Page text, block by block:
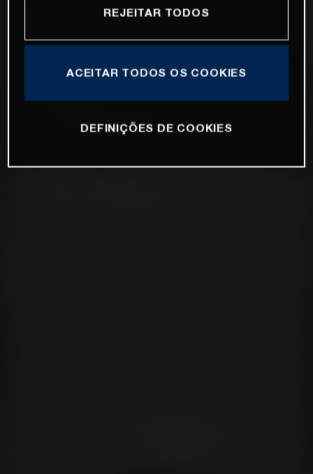
REJEITAR TODOS
ACEITAR TODOS OS COOKIES
DEFINIÇÕES DE COOKIES